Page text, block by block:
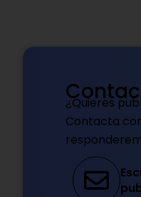
¿Quieres
Contacta